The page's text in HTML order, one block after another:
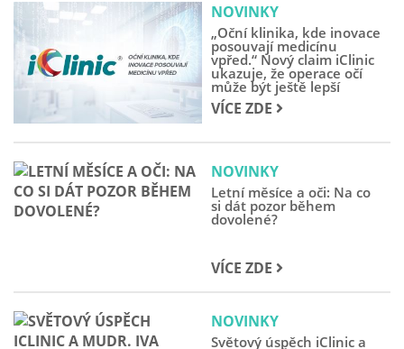
NOVINKY
„Oční klinika, kde inovace
posouvají medicínu
vpřed.“ Nový claim iClinic
ukazuje, že operace očí
může být ještě lepší
VÍCE ZDE
NOVINKY
Letní měsíce a oči: Na co
si dát pozor během
dovolené?
VÍCE ZDE
NOVINKY
Světový úspěch iClinic a